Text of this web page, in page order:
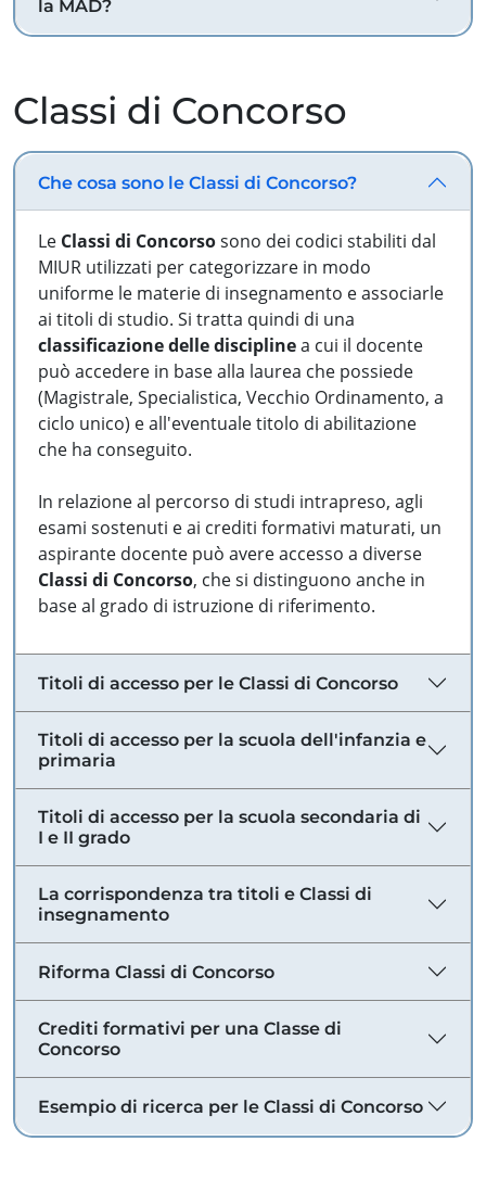
la MAD?
Classi di Concorso
Che cosa sono le Classi di Concorso?
Le Classi di Concorsosono dei codici stabiliti dal
MIUR utilizzati per categorizzare in modo
uniforme le materie di insegnamento e associarle
ai titoli di studio. Si tratta quindi di una
classificazione delle disciplinea cui il docente
può accedere in base alla laurea che possiede
(Magistrale, Specialistica, Vecchio Ordinamento, a
ciclo unico) e all'eventuale titolo di abilitazione
che ha conseguito.
In relazione al percorso di studi intrapreso, agli
esami sostenuti e ai crediti formativi maturati, un
aspirante docente può avere accesso a diverse
Classi di Concorso, che si distinguono anche in
base al grado di istruzione di riferimento.
Titoli di accesso per le Classi di Concorso
Titoli di accesso per la scuola dell'infanzia e
primaria
Titoli di accesso per la scuola secondaria di
I e II grado
La corrispondenza tra titoli e Classi di
insegnamento
Riforma Classi di Concorso
Crediti formativi per una Classe di
Concorso
Esempio di ricerca per le Classi di Concorso